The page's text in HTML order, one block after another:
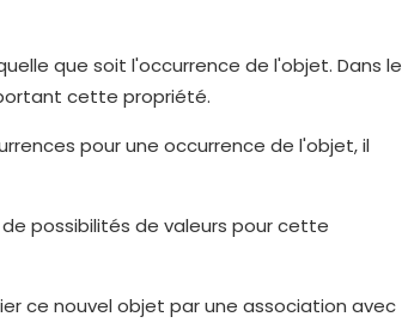
que soit l'occurrence de l'objet. Dans le
cette propriété.
pour une occurrence de l'objet, il
possibilités de valeurs pour cette
ce nouvel objet par une association avec